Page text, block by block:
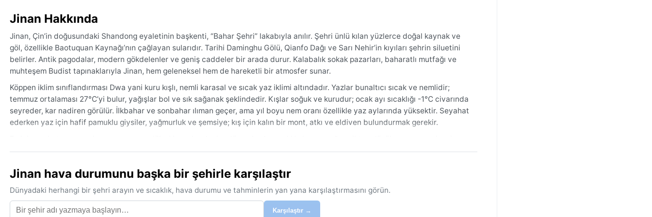
Jinan Hakkında
Jinan, Çin’in doğusundaki Shandong eyaletinin başkenti, “Bahar Şehri” lakabıyla anılır. Şehri ünlü kılan yüzlerce doğal kaynak ve
göl, özellikle Baotuquan Kaynağı’nın çağlayan sularıdır. Tarihi Daminghu Gölü, Qianfo Dağı ve Sarı Nehir’in kıyıları şehrin siluetini
belirler. Antik pagodalar, modern gökdelenler ve geniş caddeler bir arada durur. Kalabalık sokak pazarları, baharatlı mutfağı ve
muhteşem Budist tapınaklarıyla Jinan, hem geleneksel hem de hareketli bir atmosfer sunar.
Köppen iklim sınıflandırması Dwa yani kuru kışlı, nemli karasal ve sıcak yaz iklimi altındadır. Yazlar bunaltıcı sıcak ve nemlidir;
temmuz ortalaması 27°C’yi bulur, yağışlar bol ve sık sağanak şeklindedir. Kışlar soğuk ve kurudur; ocak ayı sıcaklığı -1°C civarında
seyreder, kar nadiren görülür. İlkbahar ve sonbahar ılıman geçer, ama yıl boyu nem oranı özellikle yaz aylarında yüksektir. Seyahat
ederken yaz için hafif pamuklu giysiler, yağmurluk ve şemsiye; kış için kalın bir mont, atkı ve eldiven bulundurmak gerekir.
daha rahattır. Kışın ara sıra yoğun sis görülebilir; kar yağışı ise çok hafif ve kısa sürelidir. Yaz musonu şiddetli fırtına ve sağanakları
kavurucu sıcağı ve nemidir.
Jinan hava durumunu başka bir şehirle karşılaştır
Dünyadaki herhangi bir şehri arayın ve sıcaklık, hava durumu ve tahminlerin yan yana karşılaştırmasını görün.
Karşılaştır →